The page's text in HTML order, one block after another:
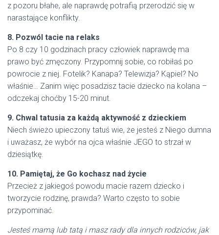
z pozoru błahe, ale naprawdę potrafią przerodzić się w
narastające konflikty.
8. Pozwól tacie na relaks
Po 8 czy 10 godzinach pracy człowiek naprawdę ma
prawo być zmęczony. Przypomnij sobie, co robiłaś po
powrocie z niej. Fotelik? Kanapa? Telewizja? Kąpiel? No
właśnie… Zanim więc posadzisz tacie dziecko na kolana –
odczekaj choćby 15-20 minut.
9. Chwal tatusia za każdą aktywność z dzieckiem
Niech świeżo upieczony tatuś wie, że jesteś z Niego dumna
i uważasz, że wybór na ojca właśnie JEGO to strzał w
dziesiątkę.
10. Pamiętaj, że Go kochasz nad życie
Przecież z jakiegoś powodu macie razem dziecko i
tworzycie rodzinę, prawda? Warto często to sobie
przypominać.
Jesteś mamą lub tatą i masz rady dla innych rodziców, jak